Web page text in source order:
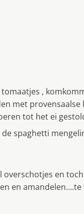
,
met
tot het ei
spaghetti
overschotjes en
en